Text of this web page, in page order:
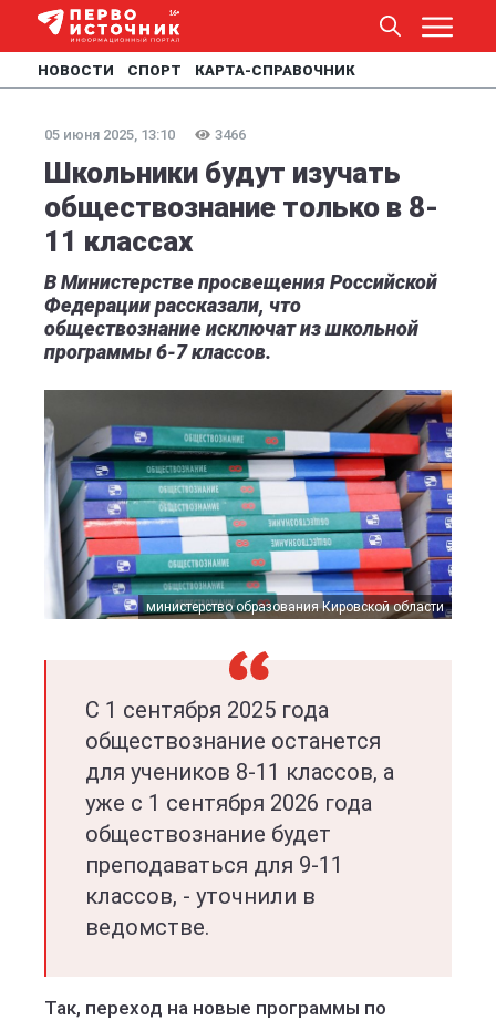
НОВОСТИ СПОРТ КАРТА-СПРАВОЧНИК
05 июня 2025, 13:10 3466
Школьники будут изучать
обществознание только в 8-
11 классах
В Министерстве просвещения Российской
Федерации рассказали, что
обществознание исключат из школьной
программы 6-7 классов.
министерство образования Кировской области
С 1 сентября 2025 года
обществознание останется
для учеников 8-11 классов, а
уже с 1 сентября 2026 года
обществознание будет
преподаваться для 9-11
классов, - уточнили в
ведомстве.
Так, переход на новые программы по